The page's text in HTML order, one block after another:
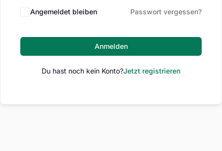
Angemeldet bleiben Passwort vergessen?
Anmelden
Du hast noch kein Konto?Jetzt registrieren